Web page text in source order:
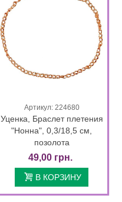
Артикул: 224680
Уценка, Браслет плетения
"Нонна", 0,3/18,5 см,
позолота
49,00 грн.
В КОРЗИНУ